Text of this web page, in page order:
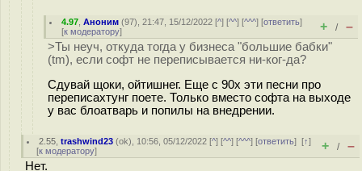
4.97 ,Аноним (97), 21:47, 15/12/2022 [^] [^^] [^^^] [ответить]
[к модератору] + / –
>Ты неуч, откуда тогда у бизнеса "большие бабки"
(tm), если софт не переписывается ни-ког-да?
Сдувай щоки, ойтишнег. Еще с 90х эти песни про
переписахтунг поете. Только вместо софта на выходе
у вас блоатварь и попилы на внедрении.
2.55 ,trashwind23 (ok), 10:56, 05/12/2022 [^] [^^] [^^^] [ответить][↑]
[к модератору] + / –
Нет.